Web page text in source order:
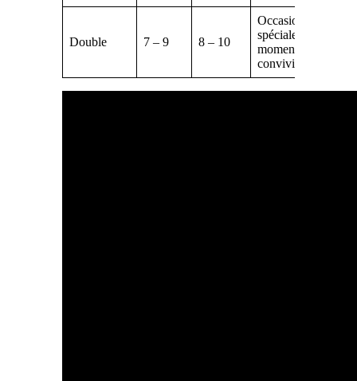
Double 7 – 9 8 – 10
Occasions
spéciales ou
moments
conviviaux